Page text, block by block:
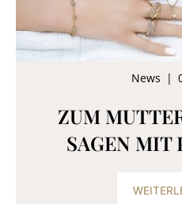
News |
ZUM
SAGEN MIT